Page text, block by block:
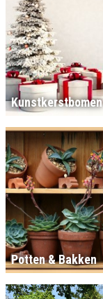
Kunstkerstbomen
Potten & Bakken